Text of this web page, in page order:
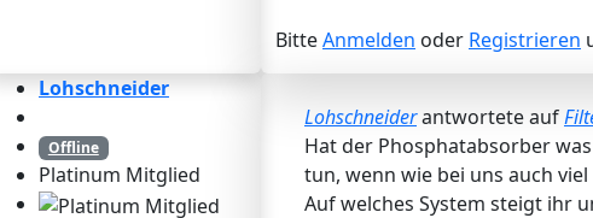
BitteAnmelden oder Registrieren
Lohschneider
Offline
Platinum Mitglied
Lohschneiderantwortete auf
Hat der Phosphatabsorber
tun, wenn wie bei uns auch
Auf welches System steigt ihr